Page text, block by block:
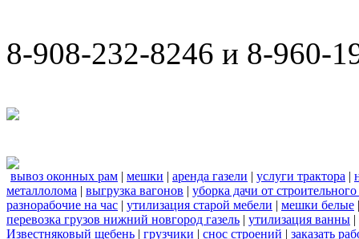
8-908-232-8246 и 8-960-
вывоз оконных рам | мешки | аренда газели | услуги трактора |
металлолома | выгрузка вагонов | уборка дачи от
разнорабочие на час | утилизация старой мебели | мешки белые
перевозка грузов нижний новгород газель | утилизация ванны |
Известняковый щебень | грузчики | снос строений | заказать